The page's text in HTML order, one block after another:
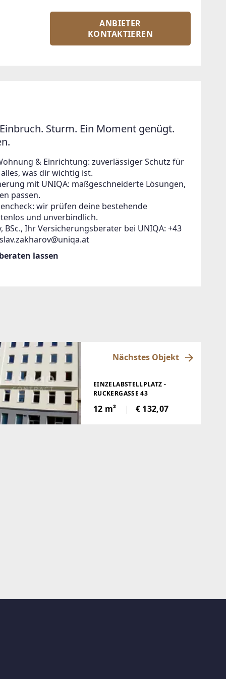
ANBIETER
KONTAKTIEREN
Sturm. Ein Moment genügt.
& Einrichtung: zuverlässiger Schutz für
was dir wichtig ist.
mit UNIQA: maßgeschneiderte Lösungen,
passen.
wir prüfen deine bestehende
und unverbindlich.
BSc., Ihr Versicherungsberater bei UNIQA: +43
lassen
Nächstes Objekt
EINZELABSTELLPLATZ -
RUCKERGASSE 43
12 m² € 132,07